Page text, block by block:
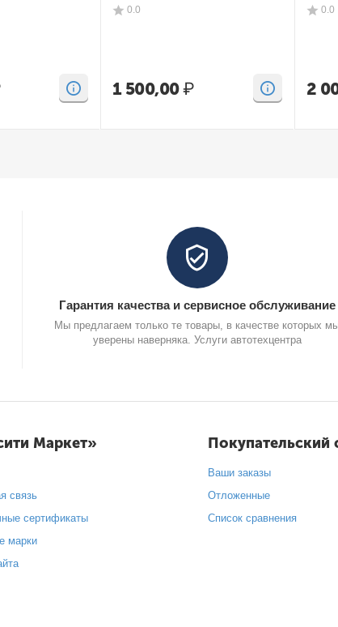
0.0
1 500,00₽
0.0
2
Гарантия качества и сервисное обслуживание
Мы предлагаем только те товары, в качестве которых
уверены наверняка. Услуги автотехцентра
Маркет»
связь
сертификаты
марки
Покупательский
Ваши заказы
Отложенные
Список сравнения